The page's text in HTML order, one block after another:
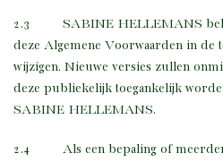
2.3 SABINE HELLEMANS
deze Algemene Voorwaarden in de
wijzigen. Nieuwe versies zullen
deze publiekelijk toegankelijk
SABINE HELLEMANS.
2.4 Als een bepaling of